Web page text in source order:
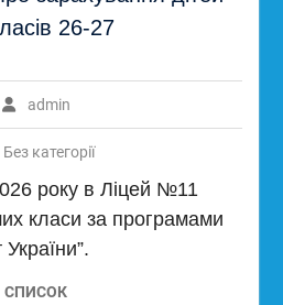
26-27
admin
Без категорії
року в Ліцей №11
класи за програмами
СПИСОК